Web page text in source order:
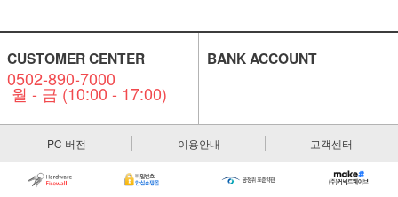
CUSTOMER CENTER
0502-890-7000
월 - 금 (10:00 - 17:00)
BANK ACCOUNT
PC 버전 이용안내 고객센터